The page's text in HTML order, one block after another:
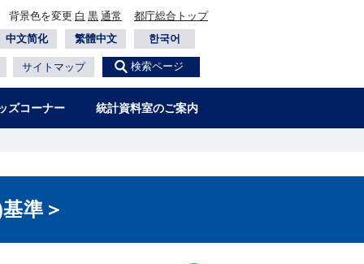
背景色を変更 白 黒 通常
都庁総合トップ
中文简化 繁體中文 한국어
サイトマップ 検索ページ
ズコーナー 統計資料室のご案内
準＞